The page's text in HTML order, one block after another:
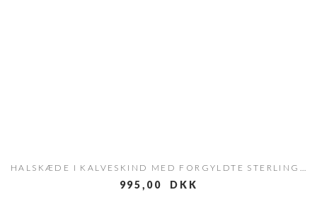
995,00 DKK